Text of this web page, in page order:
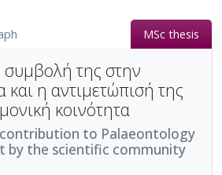
MSc thesis
της στην
και η αντιμετώπισή της
κοινότητα
contribution to Palaeontology
by the scientific community